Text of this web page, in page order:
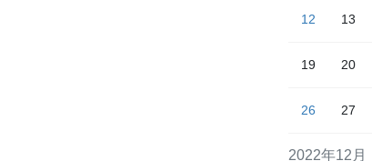
2022年12月
12 13
19 20
26 27